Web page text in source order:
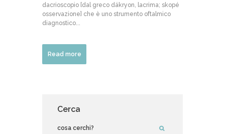
dacrioscopio [dal greco dákryon, lacrima; skopé
osservazione] che è uno strumento oftalmico
diagnostico...
Read more
Cerca